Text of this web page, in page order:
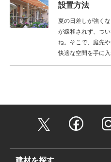
設置方法
夏の日差しが強く
が緩和されず、つ
ね。そこで、庭先
快適な空間を手に入
建材を探す